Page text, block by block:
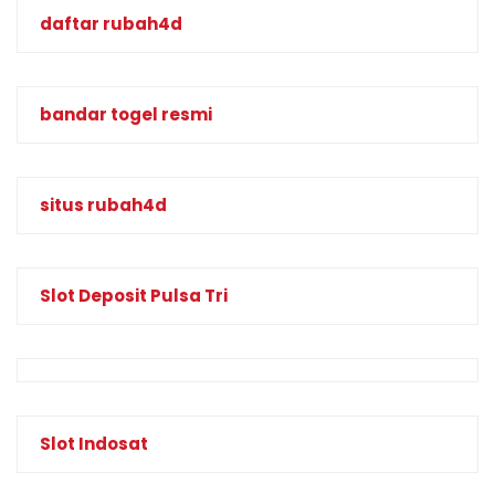
daftar rubah4d
bandar togel resmi
situs rubah4d
Slot Deposit Pulsa Tri
Slot Indosat